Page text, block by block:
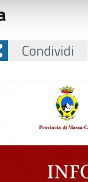
Condividi